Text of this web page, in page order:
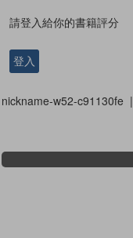
請登入給你的書籍評分
登入
nickname-w52-c91130fe |